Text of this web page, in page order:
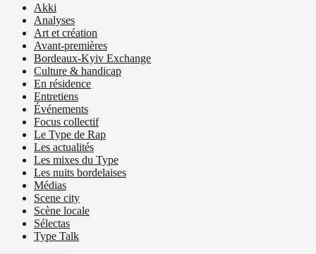
Akki
Analyses
Art et création
Avant-premières
Bordeaux-Kyiv Exchange
Culture & handicap
En résidence
Entretiens
Événements
Focus collectif
Le Type de Rap
Les actualités
Les mixes du Type
Les nuits bordelaises
Médias
Scene city
Scène locale
Sélectas
Type Talk